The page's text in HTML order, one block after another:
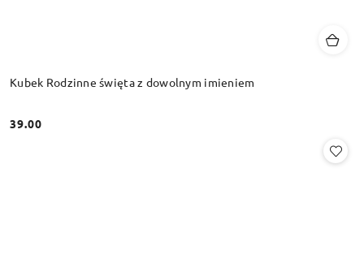
Kubek Rodzinne święta z dowolnym imieniem
Cena:
39.00